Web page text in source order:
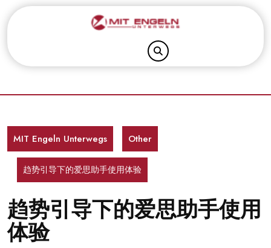
MIT Engeln Unterwegs Other
趋势引导下的爱思助手使用体验
趋势引导下的爱思助手使用
体验